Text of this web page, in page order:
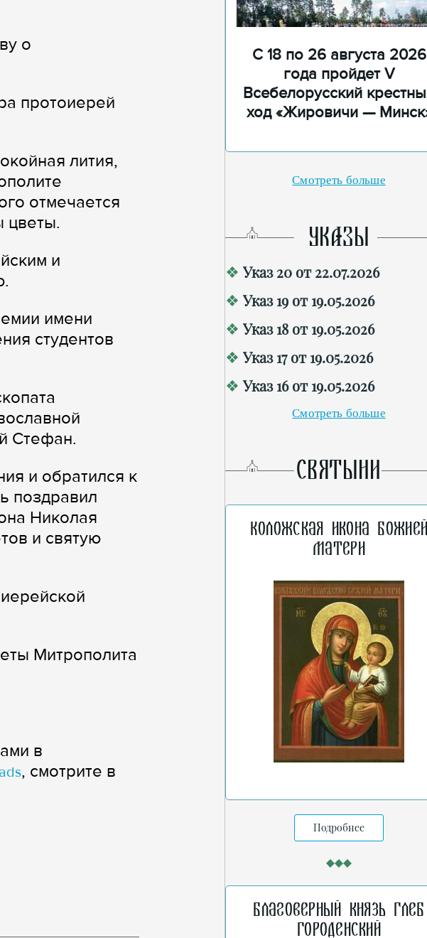
о
протоиерей
лития,
отмечается
цветы.
и
имени
студентов
Стефан.
и обратился к
поздравил
Николая
и святую
Митрополита
в
, смотрите в
С 18 по 26 августа 2026
года пройдет V
Всебелорусский
ход «Жировичи —
Смотреть больше
УКАЗЫ
Указ 20 от 22.07.2026
Указ 19 от 19.05.2026
Указ 18 от 19.05.2026
Указ 17 от 19.05.2026
Указ 16 от 19.05.2026
Смотреть больше
СВЯТЫНИ
Коложская икона
Матери
Подробнее
Благоверный князь Глеб
Городенский